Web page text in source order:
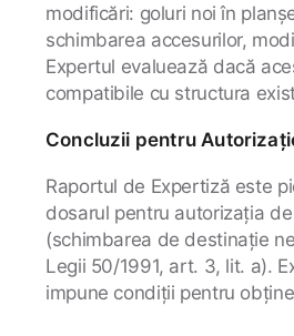
modificări: goluri noi în
schimbarea accesurilor,
Expertul evaluează dacă
compatibile cu structura
Concluzii pentru
Raportul de Expertiză este
dosarul pentru autorizația
(schimbarea de destinație
Legii 50/1991, art. 3, lit. a).
impune condiții pentru